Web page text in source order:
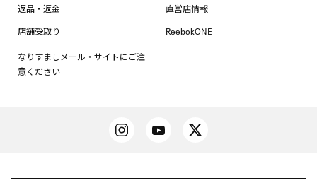
返品・返金
店舗受取り
なりすましメール・サイトにご注
意ください
直営店情報
ReebokONE